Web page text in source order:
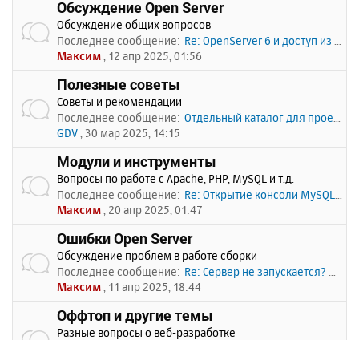
Обсуждение Open Server
Обсуждение общих вопросов
Последнее сообщение: Re: OpenServer 6 и доступ из …
Максим , 12 апр 2025, 01:56
Полезные советы
Советы и рекомендации
Последнее сообщение: Отдельный каталог для проекто…
GDV , 30 мар 2025, 14:15
Модули и инструменты
Вопросы по работе с Apache, PHP, MySQL и т.д.
Последнее сообщение: Re: Открытие консоли MySQL по…
Максим , 20 апр 2025, 01:47
Ошибки Open Server
Обсуждение проблем в работе сборки
Последнее сообщение: Re: Сервер не запускается? Пи…
Максим , 11 апр 2025, 18:44
Оффтоп и другие темы
Разные вопросы о веб-разработке